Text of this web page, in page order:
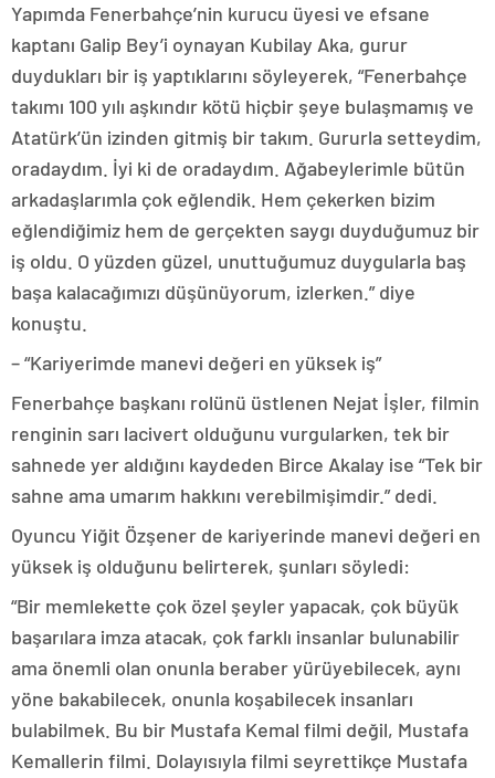
Yapımda Fenerbahçe’nin kurucu üyesi ve efsane
kaptanı Galip Bey’i oynayan Kubilay Aka, gurur
duydukları bir iş yaptıklarını söyleyerek, “Fenerbahçe
takımı 100 yılı aşkındır kötü hiçbir şeye bulaşmamış ve
Atatürk’ün izinden gitmiş bir takım. Gururla setteydim,
oradaydım. İyi ki de oradaydım. Ağabeylerimle bütün
arkadaşlarımla çok eğlendik. Hem çekerken bizim
eğlendiğimiz hem de gerçekten saygı duyduğumuz bir
iş oldu. O yüzden güzel, unuttuğumuz duygularla baş
başa kalacağımızı düşünüyorum, izlerken.” diye
konuştu.
– “Kariyerimde manevi değeri en yüksek iş”
Fenerbahçe başkanı rolünü üstlenen Nejat İşler, filmin
renginin sarı lacivert olduğunu vurgularken, tek bir
sahnede yer aldığını kaydeden Birce Akalay ise “Tek bir
sahne ama umarım hakkını verebilmişimdir.” dedi.
Oyuncu Yiğit Özşener de kariyerinde manevi değeri en
yüksek iş olduğunu belirterek, şunları söyledi:
“Bir memlekette çok özel şeyler yapacak, çok büyük
başarılara imza atacak, çok farklı insanlar bulunabilir
ama önemli olan onunla beraber yürüyebilecek, aynı
yöne bakabilecek, onunla koşabilecek insanları
bulabilmek. Bu bir Mustafa Kemal filmi değil, Mustafa
Kemallerin filmi. Dolayısıyla filmi seyrettikçe Mustafa